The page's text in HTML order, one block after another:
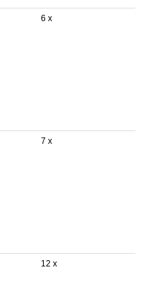
6 x
7 x
12 x